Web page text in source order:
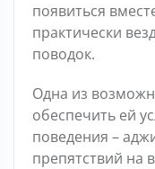
появиться
практически
поводок.
Одна из
обеспечить ей
поведения –
препятствий на